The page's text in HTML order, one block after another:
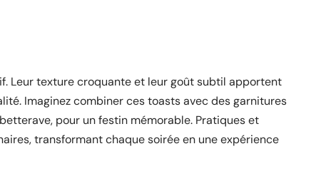
Leur texture croquante et leur goût subtil apportent
Imaginez combiner ces toasts avec des garnitures
pour un festin mémorable. Pratiques et
transformant chaque soirée en une expérience